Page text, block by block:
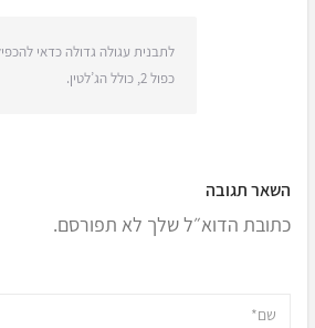
לתבנית עגולה גדולה כדאי
כפול 2, כולל הג’לטין.
השאר תגובה
כתובת הדוא״ל שלך לא תפורסם.